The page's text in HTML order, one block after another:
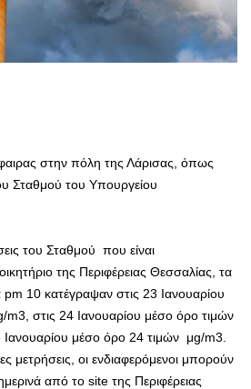
στην πόλη της Λάρισας, όπως
Σταθμού του Υπουργείου
του Σταθμού που είναι
της Περιφέρειας Θεσσαλίας, τα
10 κατέγραψαν στις 23 Ιανουαρίου
στις 24 Ιανουαρίου μέσο όρο τιμών
μέσο όρο 24 τιμών μg/m3.
μετρήσεις, οι ενδιαφερόμενοι μπορούν
από το site της Περιφέρειας